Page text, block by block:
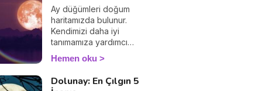
Ay düğümleri doğum
haritamızda bulunur.
Kendimizi daha iyi
tanımamıza yardımcı
olurlar. Astrolojik
anlamlarını ve yorumlarını
Hemen oku
Dolunay: En Çılgın 5